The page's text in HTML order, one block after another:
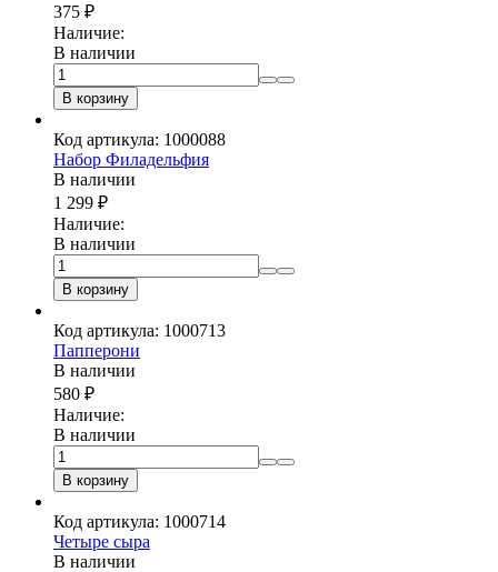
375 ₽
Наличие:
В наличии
В корзину
Код артикула: 1000088
Набор Филадельфия
В наличии
1 299 ₽
Наличие:
В наличии
В корзину
Код артикула: 1000713
Папперони
В наличии
580 ₽
Наличие:
В наличии
В корзину
Код артикула: 1000714
Четыре сыра
В наличии